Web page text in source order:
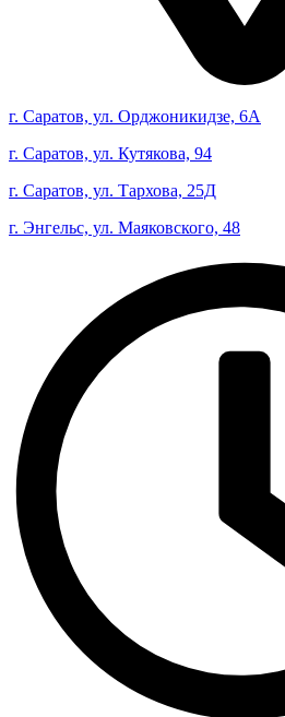
г. Саратов, ул. Орджоникидзе, 6А
г. Саратов, ул. Кутякова, 94
г. Саратов, ул. Тархова, 25Д
г. Энгельс, ул. Маяковского, 48